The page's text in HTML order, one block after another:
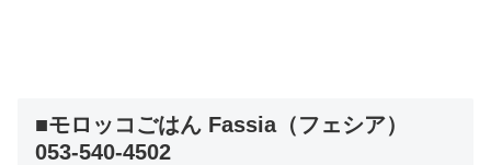
■モロッコごはん Fassia（フェシア）
053-540-4502